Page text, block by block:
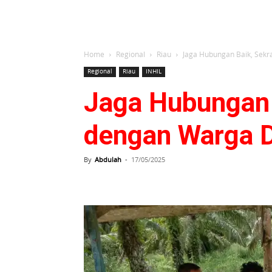
Home Regional Riau Jaga Hubungan Baik,
Regional Riau INHIL
Jaga
dengan Warga
By Abdulah - 17/05/2025